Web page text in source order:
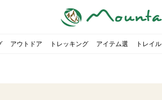
アウトドア トレッキング アイテム選 トレイ